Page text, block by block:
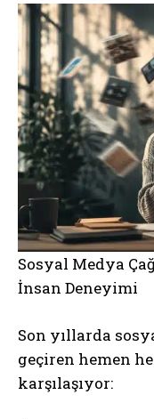
Sosyal Medya
İnsan Deneyimi
Son yıllarda
geçiren hemen
karşılaşıyor: